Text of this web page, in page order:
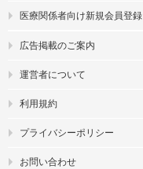
医療関係者向け新規会員登録
広告掲載のご案内
運営者について
利用規約
プライバシーポリシー
お問い合わせ